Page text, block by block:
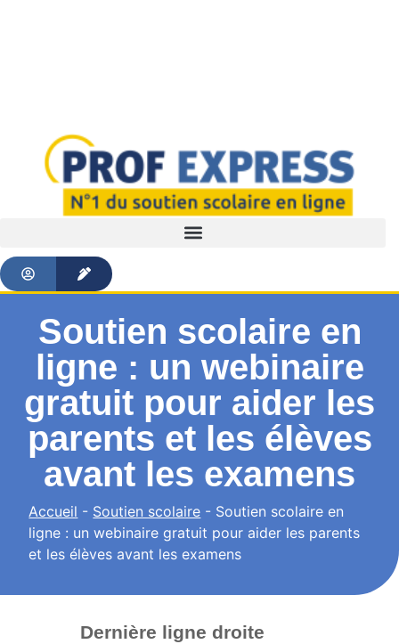
Soutien scolaire en
ligne : un webinaire
gratuit pour aider les
parents et les élèves
avant les examens
Accueil - Soutien scolaire - Soutien scolaire en
ligne : un webinaire gratuit pour aider les parents
et les élèves avant les examens
Dernière ligne droite